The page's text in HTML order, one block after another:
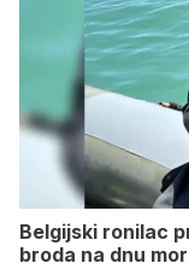
Belgijski ronilac
broda na dnu